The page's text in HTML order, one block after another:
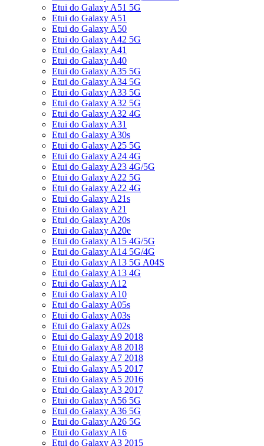
Etui do Galaxy A51 5G
Etui do Galaxy A51
Etui do Galaxy A50
Etui do Galaxy A42 5G
Etui do Galaxy A41
Etui do Galaxy A40
Etui do Galaxy A35 5G
Etui do Galaxy A34 5G
Etui do Galaxy A33 5G
Etui do Galaxy A32 5G
Etui do Galaxy A32 4G
Etui do Galaxy A31
Etui do Galaxy A30s
Etui do Galaxy A25 5G
Etui do Galaxy A24 4G
Etui do Galaxy A23 4G/5G
Etui do Galaxy A22 5G
Etui do Galaxy A22 4G
Etui do Galaxy A21s
Etui do Galaxy A21
Etui do Galaxy A20s
Etui do Galaxy A20e
Etui do Galaxy A15 4G/5G
Etui do Galaxy A14 5G/4G
Etui do Galaxy A13 5G A04S
Etui do Galaxy A13 4G
Etui do Galaxy A12
Etui do Galaxy A10
Etui do Galaxy A05s
Etui do Galaxy A03s
Etui do Galaxy A02s
Etui do Galaxy A9 2018
Etui do Galaxy A8 2018
Etui do Galaxy A7 2018
Etui do Galaxy A5 2017
Etui do Galaxy A5 2016
Etui do Galaxy A3 2017
Etui do Galaxy A56 5G
Etui do Galaxy A36 5G
Etui do Galaxy A26 5G
Etui do Galaxy A16
Etui do Galaxy A3 2015